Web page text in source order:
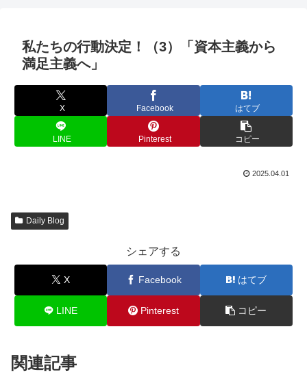
私たちの行動決定！（3）「資本主義から
満足主義へ」
X Facebook はてブ
LINE Pinterest コピー
2025.04.01
Daily Blog
シェアする
X Facebook はてブ
LINE Pinterest コピー
関連記事